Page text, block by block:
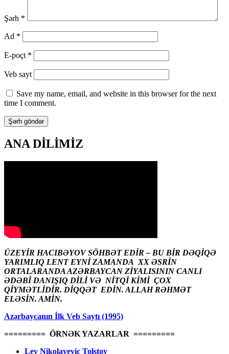
Şərh *
Ad *
E-poçt *
Veb sayt
Save my name, email, and website in this browser for the next
time I comment.
ANA DİLİMİZ
ÜZEYİR HACIBƏYOV SÖHBƏT EDİR – BU BİR DƏQİQƏ
YARIMLIQ LENT EYNİ ZAMANDA XX ƏSRİN
ORTALARANDA AZƏRBAYCAN ZİYALISININ CANLI
ƏDƏBİ DANIŞIQ DİLİ VƏ NİTQİ KİMİ ÇOX
QİYMƏTLİDİR. DİQQƏT EDİN. ALLAH RƏHMƏT
ELƏSİN. AMİN.
Azərbaycanın İlk Veb Saytı (1995)
========= ÖRNƏK YAZARLAR =========
Lev Nikolayeviç Tolstoy